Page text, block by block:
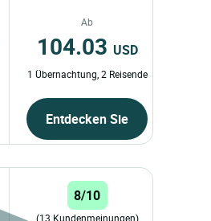
Ab
104.03 USD
1 Übernachtung, 2 Reisende
Entdecken Sie
8/10
(13 Kundenmeinungen)